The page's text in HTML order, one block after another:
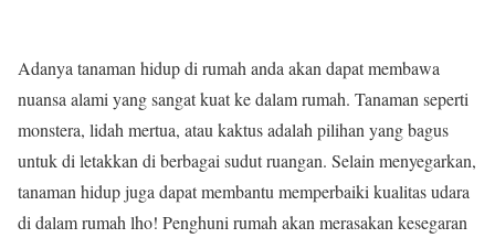
Adanya tanaman hidup di rumah anda akan dapat membawa
nuansa alami yang sangat kuat ke dalam rumah. Tanaman seperti
monstera, lidah mertua, atau kaktus adalah pilihan yang bagus
untuk di letakkan di berbagai sudut ruangan. Selain menyegarkan,
tanaman hidup juga dapat membantu memperbaiki kualitas udara
di dalam rumah lho! Penghuni rumah akan merasakan kesegaran